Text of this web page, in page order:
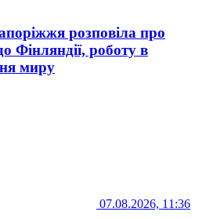
розповіла про
Фінляндії, роботу в
миру
07.08.2026, 11:36